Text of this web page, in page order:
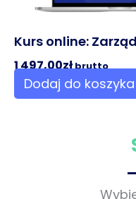
Kurs online:
1 497,00złbrutto
Dodaj do koszyka